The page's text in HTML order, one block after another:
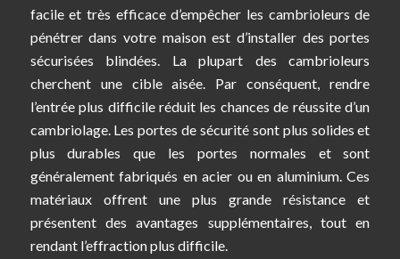
facile et très efficace d’empêcher les cambrioleurs de
pénétrer dans votre maison est d’installer des portes
sécurisées blindées. La plupart des cambrioleurs
cherchent une cible aisée. Par conséquent, rendre
l’entrée plus difficile réduit les chances de réussite d’un
cambriolage. Les portes de sécurité sont plus solides et
plus durables que les portes normales et sont
généralement fabriqués en acier ou en aluminium. Ces
matériaux offrent une plus grande résistance et
présentent des avantages supplémentaires, tout en
rendant l’effraction plus difficile.